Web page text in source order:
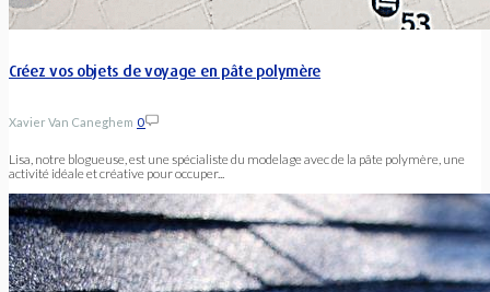
Créez vos objets de voyage en pâte polymère
Xavier Van Caneghem 0
Lisa, notre blogueuse, est une spécialiste du modelage avec de la pâte polymère, une
activité idéale et créative pour occuper...